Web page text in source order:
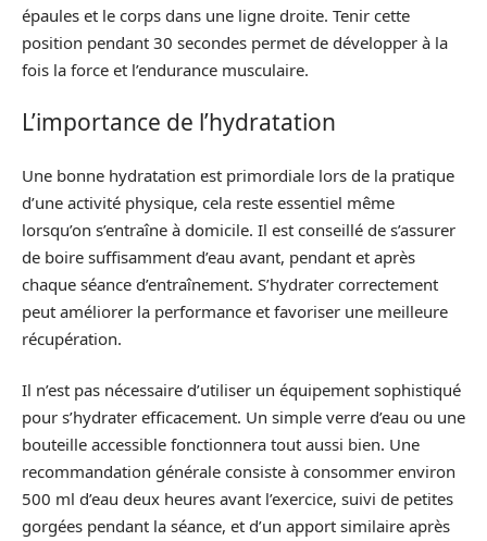
épaules et le corps dans une ligne droite. Tenir cette
position pendant 30 secondes permet de développer à la
fois la force et l’endurance musculaire.
L’importance de l’hydratation
Une bonne hydratation est primordiale lors de la pratique
d’une activité physique, cela reste essentiel même
lorsqu’on s’entraîne à domicile. Il est conseillé de s’assurer
de boire suffisamment d’eau avant, pendant et après
chaque séance d’entraînement. S’hydrater correctement
peut améliorer la performance et favoriser une meilleure
récupération.
Il n’est pas nécessaire d’utiliser un équipement sophistiqué
pour s’hydrater efficacement. Un simple verre d’eau ou une
bouteille accessible fonctionnera tout aussi bien. Une
recommandation générale consiste à consommer environ
500 ml d’eau deux heures avant l’exercice, suivi de petites
gorgées pendant la séance, et d’un apport similaire après